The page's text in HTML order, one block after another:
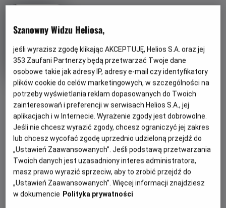
OBSERWUJ
Ghost in the Shell w Helios
Anime
Oryginalny
tytuł
Kōkaku Kidōtai Gatunek
Anime
Minimalny
wiek
Od 15 lat
Czas
trwania
93 min
REŻYSERIA
Mamoru Oshii
SCENARIUSZ
Kazunori Itô
OBSADA
Atsuko Tanaka, Akio Ôtsuka, Kôichi Yamadera, Yutaka Nakano,
Tamio Ôki
WIĘCEJ SZCZEGÓŁÓW
OPIS WYDARZENIA
Gdy cyborg Major Motoko Kusanagi z Sekcji 9 rusza tropem
hakera znanego jako Władca Marionetek, kryminalna intryga
szybko zamienia się w fascynującą opowieść o tożsamości
Szanowny Widzu Heliosa,
jeśli wyrazisz zgodę klikając AKCEPTUJĘ, Helios S.A. oraz jej
353 Zaufani Partnerzy będą przetwarzać Twoje dane
osobowe takie jak adresy IP, adresy e-mail czy identyfikatory
plików cookie do celów marketingowych, w szczególności na
potrzeby wyświetlania reklam dopasowanych do Twoich
zainteresowań i preferencji w serwisach Helios S.A., jej
aplikacjach i w Internecie. Wyrażenie zgody jest dobrowolne.
Jeśli nie chcesz wyrazić zgody, chcesz ograniczyć jej zakres
lub chcesz wycofać zgodę uprzednio udzieloną przejdź do
„Ustawień Zaawansowanych”. Jeśli podstawą przetwarzania
Twoich danych jest uzasadniony interes administratora,
masz prawo wyrazić sprzeciw, aby to zrobić przejdź do
„Ustawień Zaawansowanych”. Więcej informacji znajdziesz
w dokumencie Polityka prywatności